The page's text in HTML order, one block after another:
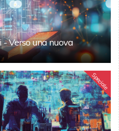
- Verso una nuova
Speciale